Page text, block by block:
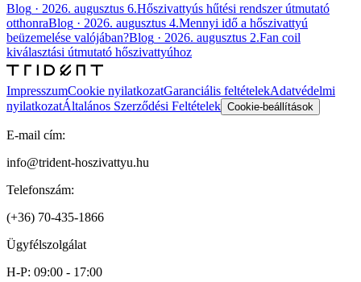
Blog · 2026. augusztus 6.Hőszivattyús hűtési rendszer útmutató
otthonraBlog · 2026. augusztus 4.Mennyi idő a hőszivattyú
beüzemelése valójában?Blog · 2026. augusztus 2.Fan coil
kiválasztási útmutató hőszivattyúhoz
ImpresszumCookie nyilatkozatGaranciális feltételekAdatvédelmi
nyilatkozatÁltalános Szerződési Feltételek Cookie-beállítások
E-mail cím:
info@trident-hoszivattyu.hu
Telefonszám:
(+36) 70-435-1866
Ügyfélszolgálat
H-P: 09:00 - 17:00